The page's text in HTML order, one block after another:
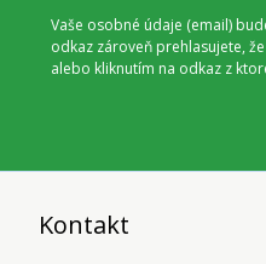
Vaše osobné údaje (email)
odkaz zároveň prehlasujete,
alebo kliknutím na odkaz z
Kontakt